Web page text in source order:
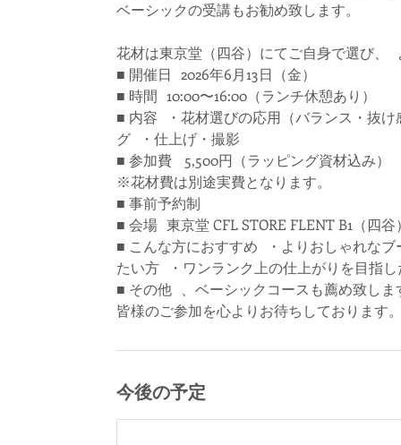
ベーシックの受講もお勧め致します。
花材は東京堂（四谷）にてご自身で選び、
■ 開催日 2026年6月13日（金）
■ 時間 10:00〜16:00（ランチ休憩あり）
■ 内容 ・花材選びの応用（バランス・抜
グ ・仕上げ・撮影
■ 参加費 5,500円（ラッピング資材込み）
※花材費は別途実費となります。
■ 事前予約制
■ 会場 東京堂 CFL STORE FLENT B1（四谷
■ こんな方におすすめ ・よりおしゃれな
たい方 ・ワンランク上の仕上がりを目指し
■ その他 、ベーシックコースも薦め致しま
今後の予定